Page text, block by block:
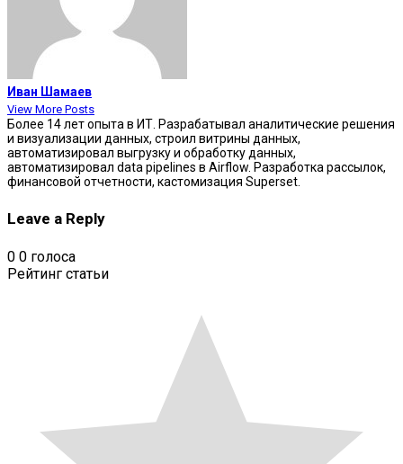
Иван Шамаев
View More Posts
Более 14 лет опыта в ИТ. Разрабатывал аналитические решения
и визуализации данных, строил витрины данных,
автоматизировал выгрузку и обработку данных,
автоматизировал data pipelines в Airflow. Разработка рассылок,
финансовой отчетности, кастомизация Superset.
Leave a Reply
0 0 голоса
Рейтинг статьи